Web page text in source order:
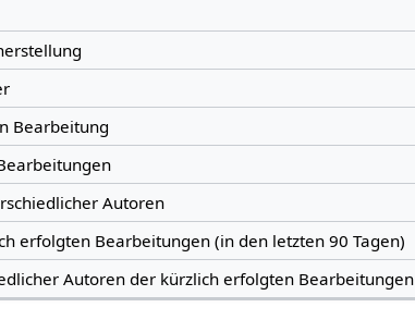
Bearbeitung
Autoren
erfolgten Bearbeitungen (in den letzten 90 Tagen)
Autoren der kürzlich erfolgten Bearbeitungen